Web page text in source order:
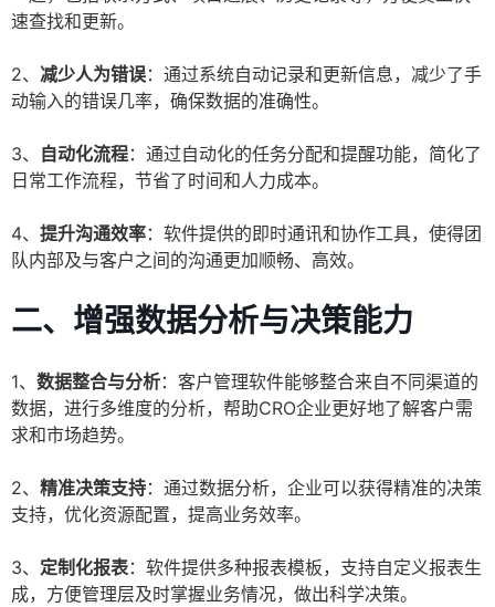
速查找和更新。
2、 减少人为错误：通过系统自动记录和更新信息，减少了手
动输入的错误几率，确保数据的准确性。
3、 自动化流程：通过自动化的任务分配和提醒功能，简化了
日常工作流程，节省了时间和人力成本。
4、 提升沟通效率：软件提供的即时通讯和协作工具，使得团
队内部及与客户之间的沟通更加顺畅、高效。
二、增强数据分析与决策能力
1、 数据整合与分析：客户管理软件能够整合来自不同渠道的
数据，进行多维度的分析，帮助CRO企业更好地了解客户需
求和市场趋势。
2、 精准决策支持：通过数据分析，企业可以获得精准的决策
支持，优化资源配置，提高业务效率。
3、 定制化报表：软件提供多种报表模板，支持自定义报表生
成，方便管理层及时掌握业务情况，做出科学决策。